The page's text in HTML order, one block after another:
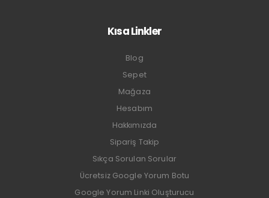
Kısa Linkler
Blog
Sepet
Mağaza
Hesabım
Hakkımızda
Sipariş Takip
Sıkça Sorulan Sorular
Ücretsiz Google Yorum Botu
Google Yorum Linki Oluşturucu